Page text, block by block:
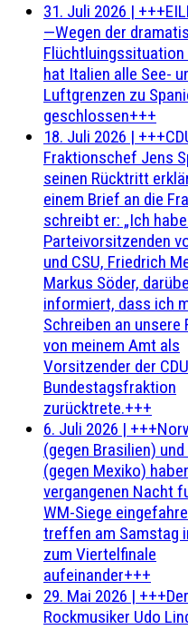
31. Juli 2026 |
—Wegen der
Flüchtluingssituation
hat Italien alle See-
Luftgrenzen zu
geschlossen+++
18. Juli 2026 |
Fraktionschef Jens
seinen Rücktritt
einem Brief an die
schreibt er: „Ich
Parteivorsitzenden
und CSU, Friedrich
Markus Söder,
informiert, dass ich
Schreiben an unsere
von meinem Amt als
Vorsitzender der
Bundestagsfraktion
zurücktrete.+++
6. Juli 2026 |
(gegen Brasilien) und
(gegen Mexiko)
vergangenen Nacht
WM-Siege
treffen am Samstag
zum Viertelfinale
aufeinander+++
29. Mai 2026 | +++Der
Rockmusiker Udo